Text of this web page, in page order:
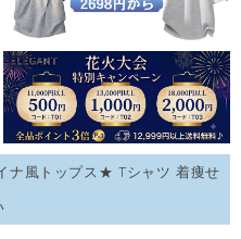
ナ風トップス★ Tシャツ 着痩せ